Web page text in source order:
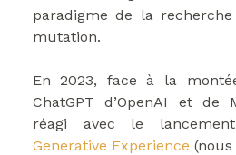
paradigme de la
mutation.
En 2023, face à la
ChatGPT d’OpenAI et de
réagi avec le
Generative Experience